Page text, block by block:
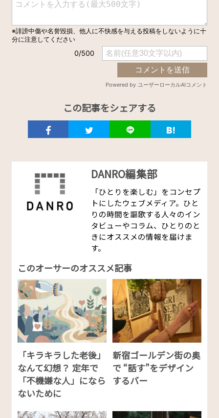
この記事をシェアする
DANRO編集部
「ひとりを楽しむ」をコンセプ
トにしたウェブメディア。ひと
りの時間を謳歌する人々のイン
タビューやコラム、ひとりのと
きにオススメの情報を届けま
す。
このオーサーのオススメ記事
「キラキラした老後」
なんて幻想？ 定年で
「不機嫌な人」になら
ないために
新宿ゴールデン街の奥
で “話す”をデザイン
するバー